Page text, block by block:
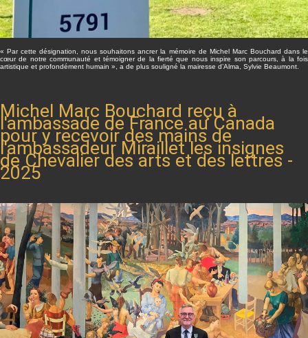
« Par cette désignation, nous souhaitons ancrer la mémoire de Michel Marc Bouchard dans le
cœur de notre communauté et témoigner de la fierté que nous inspire son parcours, à la fois
artistique et profondément humain », a de plus souligné la mairesse d’Alma, Sylvie Beaumont.
Michel Marc Bouchard reçu à
l'ambassade de France au Canada
pour y recevoir des mains de
l'ambassadeur Miraillet les insignes
de Chevalier des arts et des lettres -
2025